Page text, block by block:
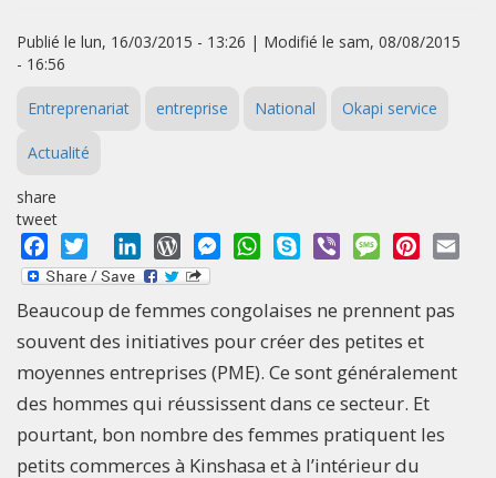
Publié le lun, 16/03/2015 - 13:26 | Modifié le sam, 08/08/2015
- 16:56
Entreprenariat entreprise National Okapi service
Actualité
share
tweet
Facebook
Twitter LinkedInWordPressMessengerWhatsApp
Skype Viber MessagePinterest
Beaucoup de femmes congolaises ne prennent pas
souvent des initiatives pour créer des petites et
moyennes entreprises (PME). Ce sont généralement
des hommes qui réussissent dans ce secteur. Et
pourtant, bon nombre des femmes pratiquent les
petits commerces à Kinshasa et à l’intérieur du